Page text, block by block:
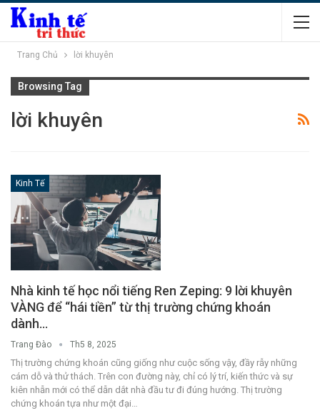
Trang Chủ lời khuyên
Browsing Tag
lời khuyên
Kinh Tế
Nhà kinh tế học nổi tiếng Ren Zeping: 9 lời khuyên
VÀNG để “hái tiền” từ thị trường chứng khoán
dành…
Trang Đào Th5 8, 2025
Thị trường chứng khoán cũng giống như cuộc sống vậy, đầy rẫy những
cám dỗ và thử thách. Trên con đường này, chỉ có lý trí, kiến thức và sự
kiên nhẫn mới có thể dẫn dắt nhà đầu tư đi đúng hướng. Thị trường
chứng khoán tựa như một đại…